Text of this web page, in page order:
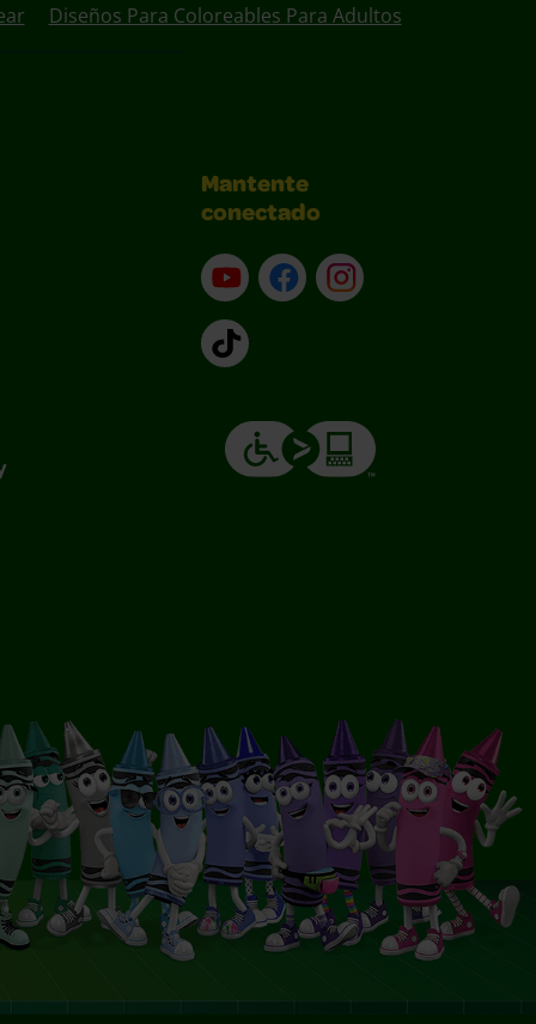
Diseños Para Coloreables Para Adultos
Mantente
conectado
YouTube (en inglés)
Facebook (en inglés)
Instagram (en
TikTok